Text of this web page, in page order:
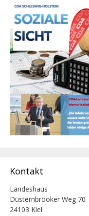
Kontakt
Landeshaus
Düsternbrooker Weg 70
24103 Kiel